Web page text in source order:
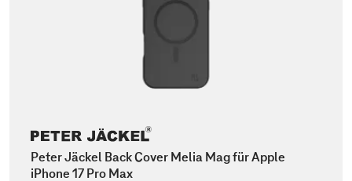
Peter Jäckel Back Cover Melia Mag für Apple
iPhone 17 Pro Max